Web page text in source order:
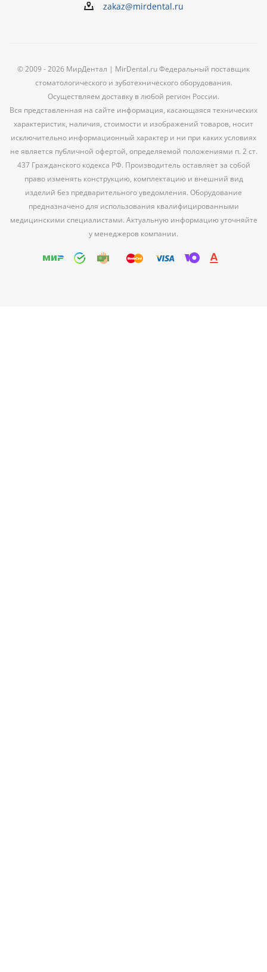
zakaz@mirdental.ru
© 2009 - 2026 МирДентал | MirDental.ru Федеральный поставщик
стоматологического и зуботехнического оборудования.
Осуществляем доставку в любой регион России.
Вся представленная на сайте информация, касающаяся технических
характеристик, наличия, стоимости и изображений товаров, носит
исключительно информационный характер и ни при каких условиях
не является публичной офертой, определяемой положениями п. 2 ст.
437 Гражданского кодекса РФ. Производитель оставляет за собой
право изменять конструкцию, комплектацию и внешний вид
изделий без предварительного уведомления. Оборудование
предназначено для использования квалифицированными
медицинскими специалистами. Актуальную информацию уточняйте
у менеджеров компании.